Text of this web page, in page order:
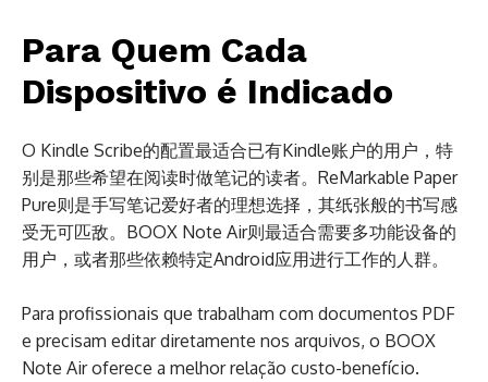
Para Quem Cada
Dispositivo é Indicado
O Kindle Scribe的配置最适合已有Kindle账户的用户，特
别是那些希望在阅读时做笔记的读者。ReMarkable Paper
Pure则是手写笔记爱好者的理想选择，其纸张般的书写感
受无可匹敌。BOOX Note Air则最适合需要多功能设备的
用户，或者那些依赖特定Android应用进行工作的人群。
Para profissionais que trabalham com documentos PDF
e precisam editar diretamente nos arquivos, o BOOX
Note Air oferece a melhor relação custo-benefício.